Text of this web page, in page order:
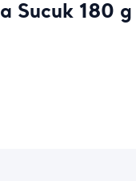
Sucuk 180